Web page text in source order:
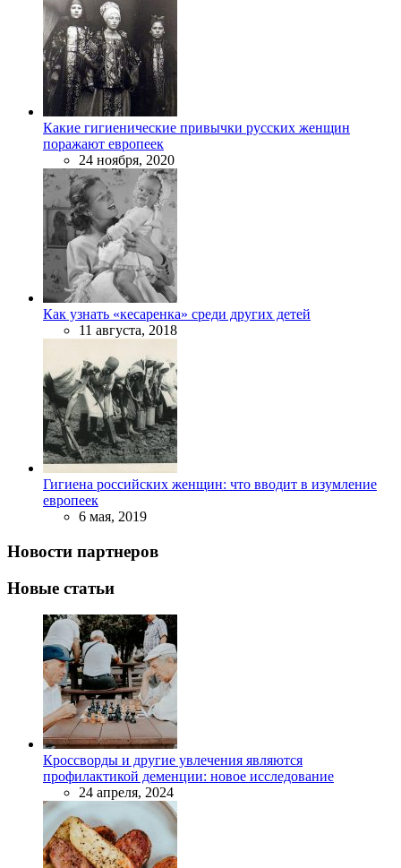
Какие гигиенические привычки русских женщин
поражают европеек
24 ноября, 2020
Как узнать «кесаренка» среди других детей
11 августа, 2018
Гигиена российских женщин: что вводит в изумление
европеек
6 мая, 2019
Новости партнеров
Новые статьи
Кроссворды и другие увлечения являются
профилактикой деменции: новое исследование
24 апреля, 2024